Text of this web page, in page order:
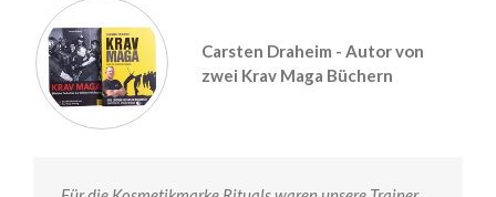
Carsten Draheim - Autor von
zwei Krav Maga Büchern